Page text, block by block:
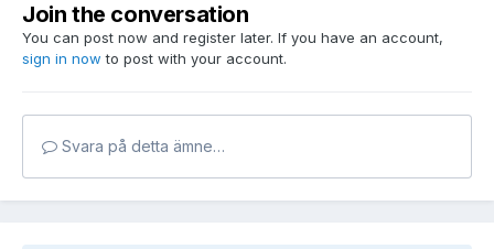
Join the conversation
You can post now and register later. If you have an account,
sign in now to post with your account.
Svara på detta ämne…